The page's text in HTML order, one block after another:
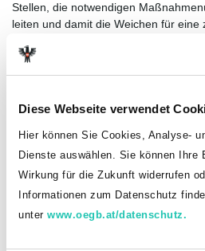
Diese Webseite verwendet
Hier können Sie Cookies, Analyse-
Dienste auswählen. Sie können Ihre
Wirkung für die Zukunft widerrufen
Informationen zum Datenschutz
unter www.oegb.at/datenschutz.
Stellen, die notwendigen
leiten und damit die Weichen für eine